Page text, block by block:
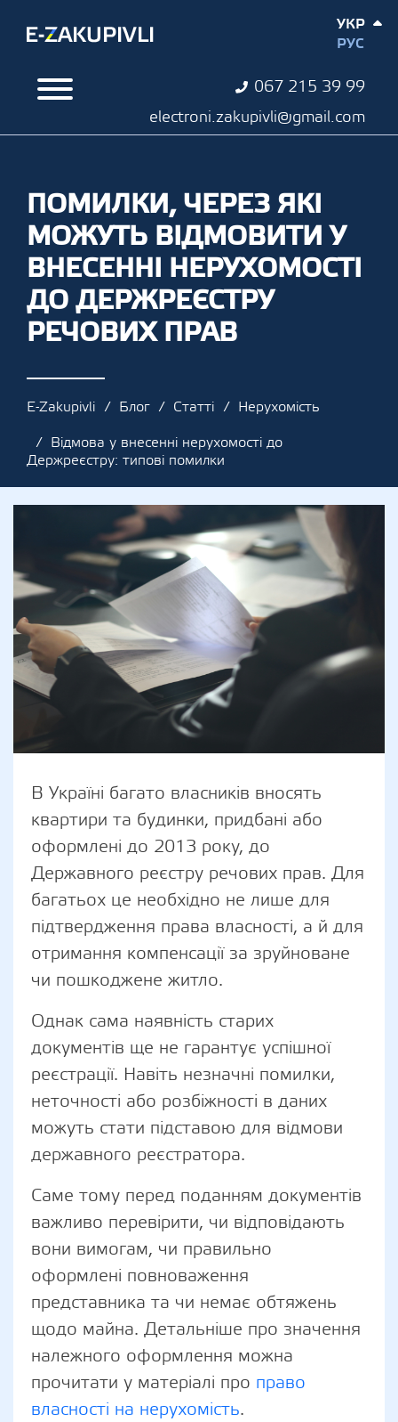
067 215 39 99
electroni.zakupivli@gmail.com
УКР
РУС
ПОМИЛКИ, ЧЕРЕЗ ЯКІ
МОЖУТЬ ВІДМОВИТИ У
ВНЕСЕННІ НЕРУХОМОСТІ
ДО ДЕРЖРЕЄСТРУ
РЕЧОВИХ ПРАВ
E-Zakupivli Блог Статті
Нерухомість
Відмова у внесенні нерухомості до
Держреєстру: типові помилки
В Україні багато власників вносять
квартири та будинки, придбані або
оформлені до 2013 року, до
Державного реєстру речових прав. Для
багатьох це необхідно не лише для
підтвердження права власності, а й для
отримання компенсації за зруйноване
чи пошкоджене житло.
Однак сама наявність старих
документів ще не гарантує успішної
реєстрації. Навіть незначні помилки,
неточності або розбіжності в даних
можуть стати підставою для відмови
державного реєстратора.
Саме тому перед поданням документів
важливо перевірити, чи відповідають
вони вимогам, чи правильно
оформлені повноваження
представника та чи немає обтяжень
щодо майна. Детальніше про значення
належного оформлення можна
прочитати у матеріалі про право
власності на нерухомість.